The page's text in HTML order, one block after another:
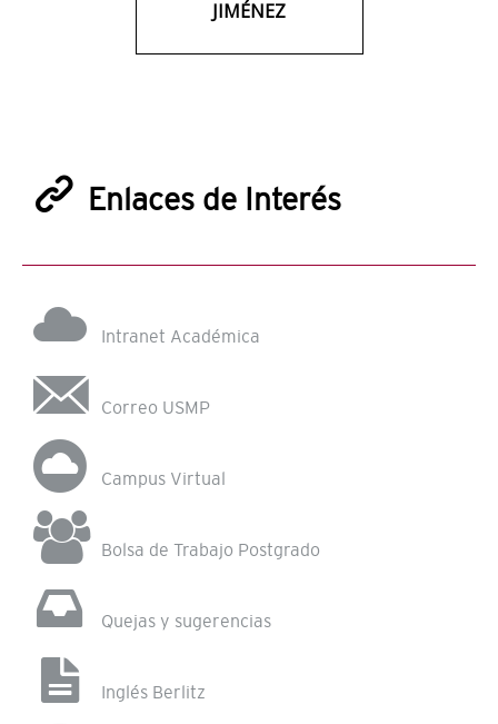
JIMÉNEZ
Enlaces de Interés
Intranet Académica
Correo USMP
Campus Virtual
Bolsa de Trabajo Postgrado
Quejas y sugerencias
Inglés Berlitz